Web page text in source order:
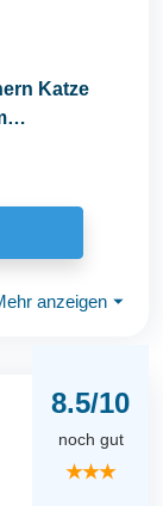
Katze
anzeigen ⏷
8.5/10
noch gut
★★★